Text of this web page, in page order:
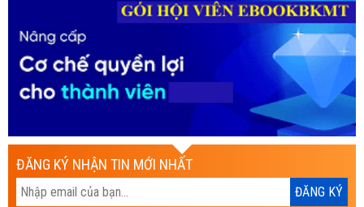
ĐĂNG KÝ NHẬN TIN MỚI NHẤT